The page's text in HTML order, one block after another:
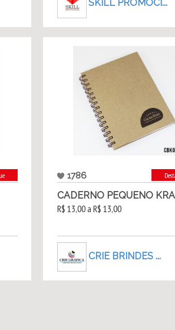
SKILL PROMOCI...
1786
CADERNO PEQUENO
R$ 13,00 a R$ 13,00
CRIE BRINDES ...